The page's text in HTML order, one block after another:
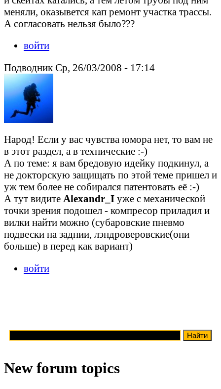
меняли, оказывется кап ремонт участка трассы.
А согласовать нельзя было???
войти
Подводник Ср, 26/03/2008 - 17:14
Народ! Если у вас чувства юмора нет, то вам не
в этот раздел, а в технические :-)
А по теме: я вам бредовую идейку подкинул, а
не докторскую защищать по этой теме пришел и
уж тем более не собирался патентовать её :-)
А тут видите Alexandr_I уже с механической
точки зрения подошел - компресор приладил и
вилки найти можно (субаровские пневмо
подвески на заднии, лэндроверовские(они
больше) в перед как вариант)
войти
New forum topics